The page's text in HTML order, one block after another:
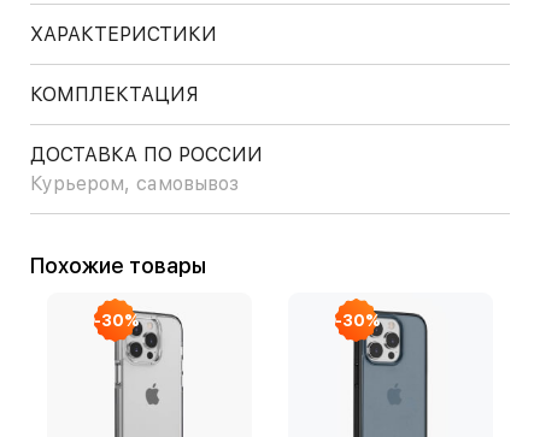
ХАРАКТЕРИСТИКИ
КОМПЛЕКТАЦИЯ
ДОСТАВКА ПО РОССИИ
Курьером, самовывоз
Похожие товары
-30% -30%